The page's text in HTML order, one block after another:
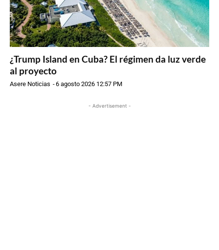
¿Trump Island en Cuba? El régimen da luz verde
al proyecto
Asere Noticias -6 agosto 2026 12:57 PM
- Advertisement -